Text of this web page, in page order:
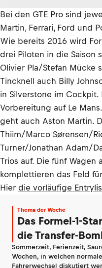
Bei den GTE Pro sind
Martin, Ferrari, Ford und
Wie bereits 2016 wird
drei Piloten in die Saison
Olivier Pla/Stefan Mücke
Tincknell auch Billy
in Silverstone im Cockpit.
Vorbereitung auf Le
geht auch Aston Martin.
Thiim/Marco Sørensen/
Turner/Jonathan Adam/
Trios auf. Die fünf Wagen
komplettieren das Feld
Hier die vorläufige
Thema der Woche
Das Formel-1-
die Transfer-
Sommerzeit, Ferienzeit,
Wochen, in welchen
Fahrerwechsel diskutiert